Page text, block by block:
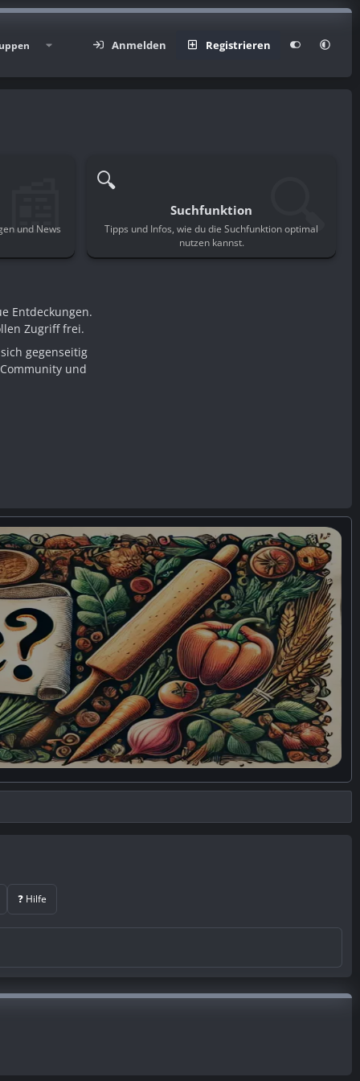
Anmelden Registrieren
und News
📰 🔍
Suchfunktion
Tipps und Infos, wie du die Suchfunktion optimal
nutzen kannst.
🔍
Entdeckungen.
Zugriff frei.
gegenseitig
und
❓ Hilfe